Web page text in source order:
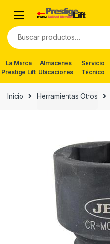
navigation
content
Buscar
por:
La Marca
Prestige Lift
Almacenes
Ubicaciones
Servicio
Técnico
Inicio Herramientas Otros